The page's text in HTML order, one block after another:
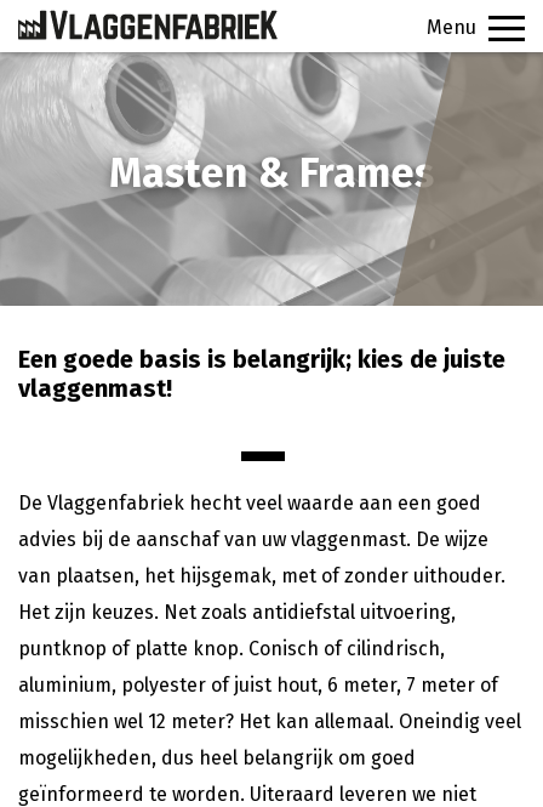
Menu
PRODUCTEN
VEELGESTELDE VRAGEN
SIGNINGFABRIEK
OFFERTE
Masten & Frames
Een goede basis is belangrijk; kies de juiste
vlaggenmast!
De Vlaggenfabriek hecht veel waarde aan een goed
advies bij de aanschaf van uw vlaggenmast. De wijze
van plaatsen, het hijsgemak, met of zonder uithouder.
Het zijn keuzes. Net zoals antidiefstal uitvoering,
puntknop of platte knop. Conisch of cilindrisch,
aluminium, polyester of juist hout, 6 meter, 7 meter of
misschien wel 12 meter? Het kan allemaal. Oneindig veel
mogelijkheden, dus heel belangrijk om goed
geïnformeerd te worden. Uiteraard leveren we niet